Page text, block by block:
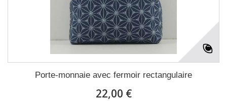
Porte-monnaie avec fermoir rectangulaire
22,00 €